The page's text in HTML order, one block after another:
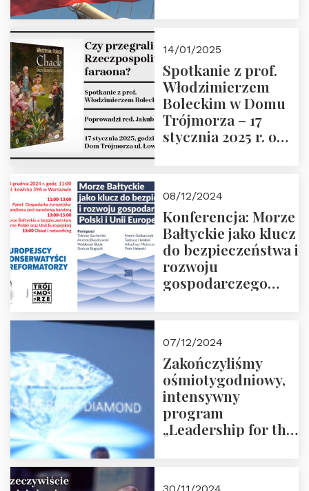
14/01/2025
Spotkanie z prof.
Włodzimierzem
Boleckim w Domu
Trójmorza – 17
stycznia 2025 r. o
08/12/2024
Konferencja: Morze
Bałtyckie jako klucz
do bezpieczeństwa i
rozwoju
gospodarczego
ZAPRASZAMY
07/12/2024
Zakończyliśmy
ośmiotygodniowy,
intensywny
program
„Leadership for the